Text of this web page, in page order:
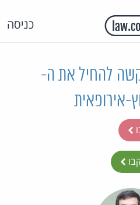
כניסה
להחיל את ה-